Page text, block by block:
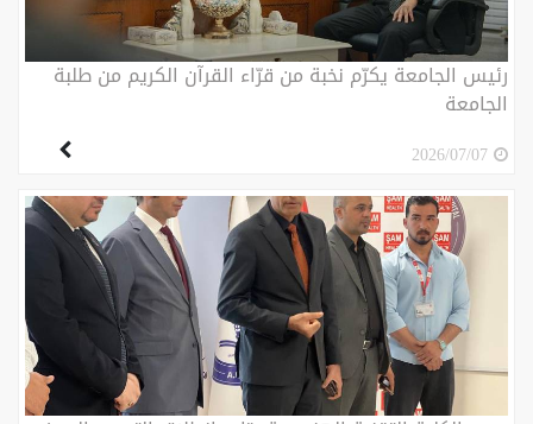
رئيس الجامعة يكرّم نخبة من قرّاء القرآن الكريم من طلبة
الجامعة
2026/07/07